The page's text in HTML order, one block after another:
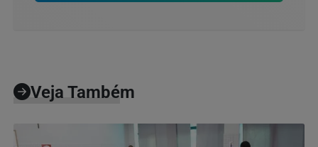
Veja Também